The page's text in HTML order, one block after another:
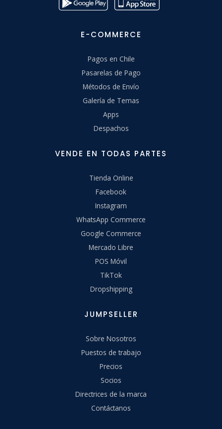
E-COMMERCE
Pagos en Chile
Pasarelas de Pago
Métodos de Envío
Galería de Temas
Apps
Despachos
VENDE EN TODAS PARTES
Tienda Online
Facebook
Instagram
WhatsApp Commerce
Google Commerce
Mercado Libre
POS Móvil
TikTok
Dropshipping
JUMPSELLER
Sobre Nosotros
Puestos de trabajo
Precios
Socios
Directrices de la marca
Contáctanos